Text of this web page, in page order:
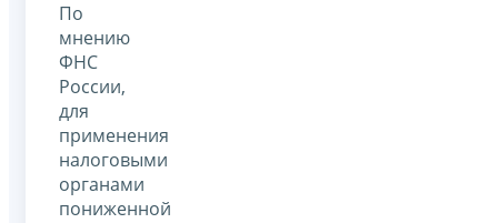
По
мнению
ФНС
России,
для
применения
налоговыми
органами
пониженной